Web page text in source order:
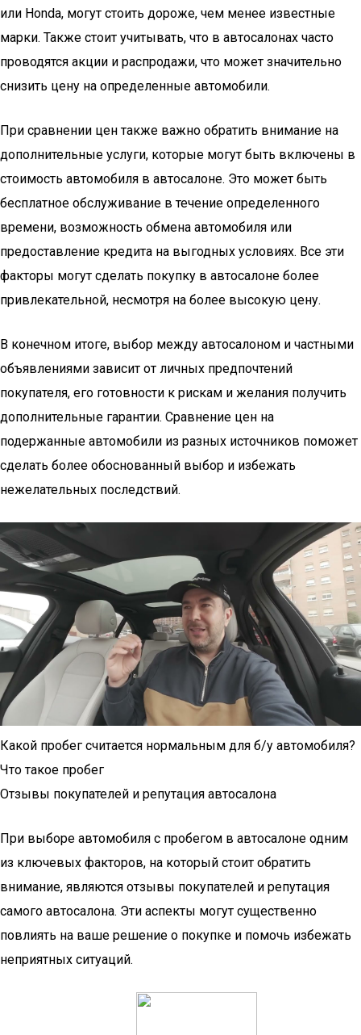
или Honda, могут стоить дороже, чем менее известные
марки. Также стоит учитывать, что в автосалонах часто
проводятся акции и распродажи, что может значительно
снизить цену на определенные автомобили.
При сравнении цен также важно обратить внимание на
дополнительные услуги, которые могут быть включены в
стоимость автомобиля в автосалоне. Это может быть
бесплатное обслуживание в течение определенного
времени, возможность обмена автомобиля или
предоставление кредита на выгодных условиях. Все эти
факторы могут сделать покупку в автосалоне более
привлекательной, несмотря на более высокую цену.
В конечном итоге, выбор между автосалоном и частными
объявлениями зависит от личных предпочтений
покупателя, его готовности к рискам и желания получить
дополнительные гарантии. Сравнение цен на
подержанные автомобили из разных источников поможет
сделать более обоснованный выбор и избежать
нежелательных последствий.
Какой пробег считается нормальным для б/у автомобиля?
Что такое пробег
Отзывы покупателей и репутация автосалона
При выборе автомобиля с пробегом в автосалоне одним
из ключевых факторов, на который стоит обратить
внимание, являются отзывы покупателей и репутация
самого автосалона. Эти аспекты могут существенно
повлиять на ваше решение о покупке и помочь избежать
неприятных ситуаций.